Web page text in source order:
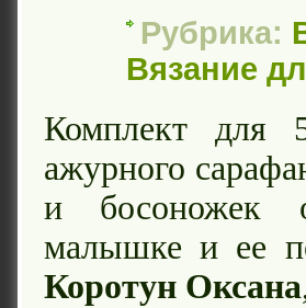
Рубрика:
Вязание
Комплект для
ажурного
и босоножек
малышке и ее
Коротун Оксана